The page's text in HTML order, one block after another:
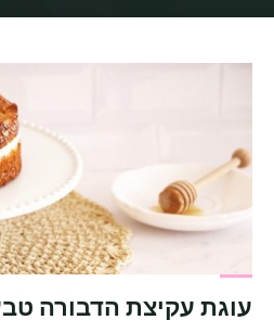
עוגת עקיצת הדבורה